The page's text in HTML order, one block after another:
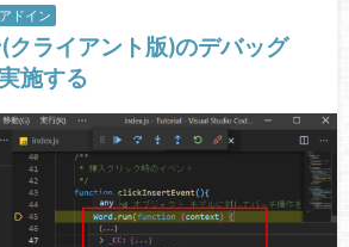
ドイン
ライアント版)のデバッグ
施する